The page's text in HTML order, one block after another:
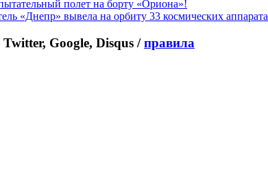
полет на борту «Ориона»!
«Днепр» вывела на орбиту 33 космических аппарата
Google, Disqus /правила